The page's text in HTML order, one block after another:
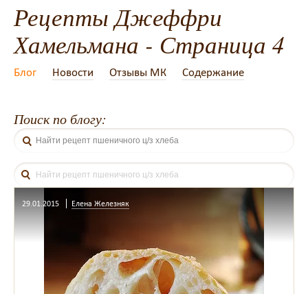
Рецепты Джеффри
Хамельмана - Страница 4
Блог Новости Отзывы МК Содержание
Поиск по блогу:
29.01.2015 Елена Железняк